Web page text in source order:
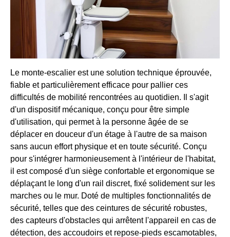
Le monte-escalier est une solution technique éprouvée,
fiable et particulièrement efficace pour pallier ces
difficultés de mobilité rencontrées au quotidien. Il s'agit
d'un dispositif mécanique, conçu pour être simple
d'utilisation, qui permet à la personne âgée de se
déplacer en douceur d'un étage à l'autre de sa maison
sans aucun effort physique et en toute sécurité. Conçu
pour s'intégrer harmonieusement à l'intérieur de l'habitat,
il est composé d'un siège confortable et ergonomique se
déplaçant le long d'un rail discret, fixé solidement sur les
marches ou le mur. Doté de multiples fonctionnalités de
sécurité, telles que des ceintures de sécurité robustes,
des capteurs d'obstacles qui arrêtent l'appareil en cas de
détection, des accoudoirs et repose-pieds escamotables,